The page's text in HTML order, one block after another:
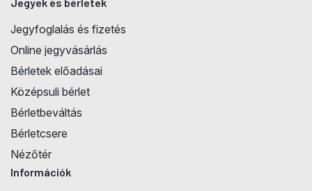
Jegyek és bérletek
Jegyfoglalás és fizetés
Online jegyvásárlás
Bérletek előadásai
Középsuli bérlet
Bérletbeváltás
Bérletcsere
Nézőtér
Információk